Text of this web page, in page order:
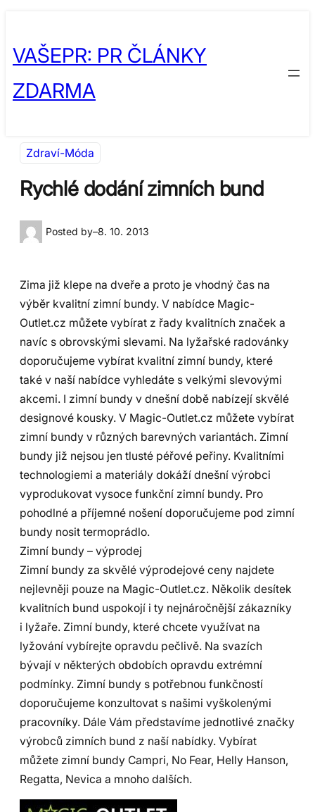
obsah
content
VAŠEPR: PR ČLÁNKY
ZDARMA
Zdraví-Móda
Rychlé dodání zimních bund
Posted by–8. 10. 2013
Zima již klepe na dveře a proto je vhodný čas na
výběr kvalitní zimní bundy. V nabídce Magic-
Outlet.cz můžete vybírat z řady kvalitních značek a
navíc s obrovskými slevami. Na lyžařské radovánky
doporučujeme vybírat kvalitní zimní bundy, které
také v naší nabídce vyhledáte s velkými slevovými
akcemi. I zimní bundy v dnešní době nabízejí skvělé
designové kousky. V Magic-Outlet.cz můžete vybírat
zimní bundy v různých barevných variantách. Zimní
bundy již nejsou jen tlusté péřové peřiny. Kvalitními
technologiemi a materiály dokáží dnešní výrobci
vyprodukovat vysoce funkční zimní bundy. Pro
pohodlné a příjemné nošení doporučujeme pod zimní
bundy nosit termoprádlo.
Zimní bundy – výprodej
Zimní bundy za skvělé výprodejové ceny najdete
nejlevněji pouze na Magic-Outlet.cz. Několik desítek
kvalitních bund uspokojí i ty nejnáročnější zákazníky
i lyžaře. Zimní bundy, které chcete využívat na
lyžování vybírejte opravdu pečlivě. Na svazích
bývají v některých obdobích opravdu extrémní
podmínky. Zimní bundy s potřebnou funkčností
doporučujeme konzultovat s našimi vyškolenými
pracovníky. Dále Vám představíme jednotlivé značky
výrobců zimních bund z naší nabídky. Vybírat
můžete zimní bundy Campri, No Fear, Helly Hanson,
Regatta, Nevica a mnoho dalších.